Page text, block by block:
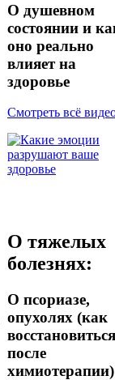
О душевном
состоянии и
оно реально
влияет на
здоровье
Смотреть всё
О тяжелых
болезнях:
О псориазе,
опухолях (как
восстановиться
после
химиотерапии)